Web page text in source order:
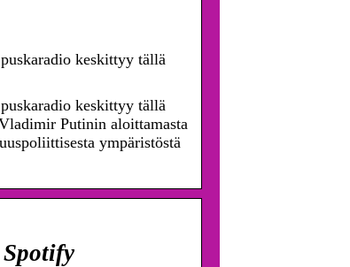
keskittyy tällä
keskittyy tällä
Putinin aloittamasta
ympäristöstä